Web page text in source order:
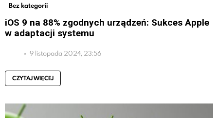
Bez kategorii
iOS 9 na 88% zgodnych urządzeń: Sukces Apple
w adaptacji systemu
9 listopada 2024, 23:56
CZYTAJ WIĘCEJ